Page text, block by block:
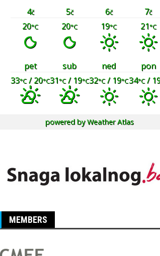
4č 5č 6č 7č
20°C 20°C 19°C 21°C
pet sub ned
pon
33°C/ 20°C31°C/ 19°C32°C/ 19°C34°C/
powered byWeather Atlas
MEMBERS